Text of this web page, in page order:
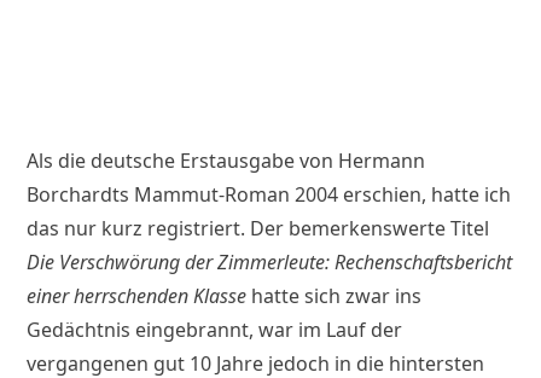
Als die deutsche Erstausgabe von Hermann
Borchardts Mammut-Roman 2004 erschien, hatte ich
das nur kurz registriert. Der bemerkenswerte Titel
Die Verschwörung der Zimmerleute: Rechenschaftsbericht
einer herrschenden Klasse hatte sich zwar ins
Gedächtnis eingebrannt, war im Lauf der
vergangenen gut 10 Jahre jedoch in die hintersten